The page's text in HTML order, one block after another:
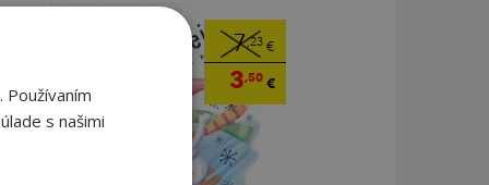
7,23€
3,50€
s našimi